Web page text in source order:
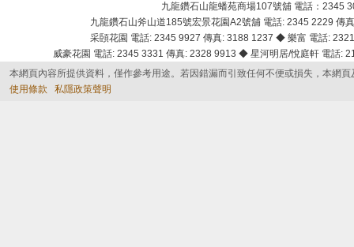
九龍鑽石山龍蟠苑商場107號舖 電話：2345
九龍鑽石山斧山道185號宏景花園A2號舖 電話: 2345 2229
采頣花園 電話: 2345 9927 傳真: 3188 1237 ◆ 樂富 電話:
威豪花園 電話: 2345 3331 傳真: 2328 9913 ◆ 星河明居/悅庭軒 電話
本網頁內容所提供資料，僅作參考用途。若因錯漏而引致任何不便或損失，本網
使用條款
私隱政策聲明